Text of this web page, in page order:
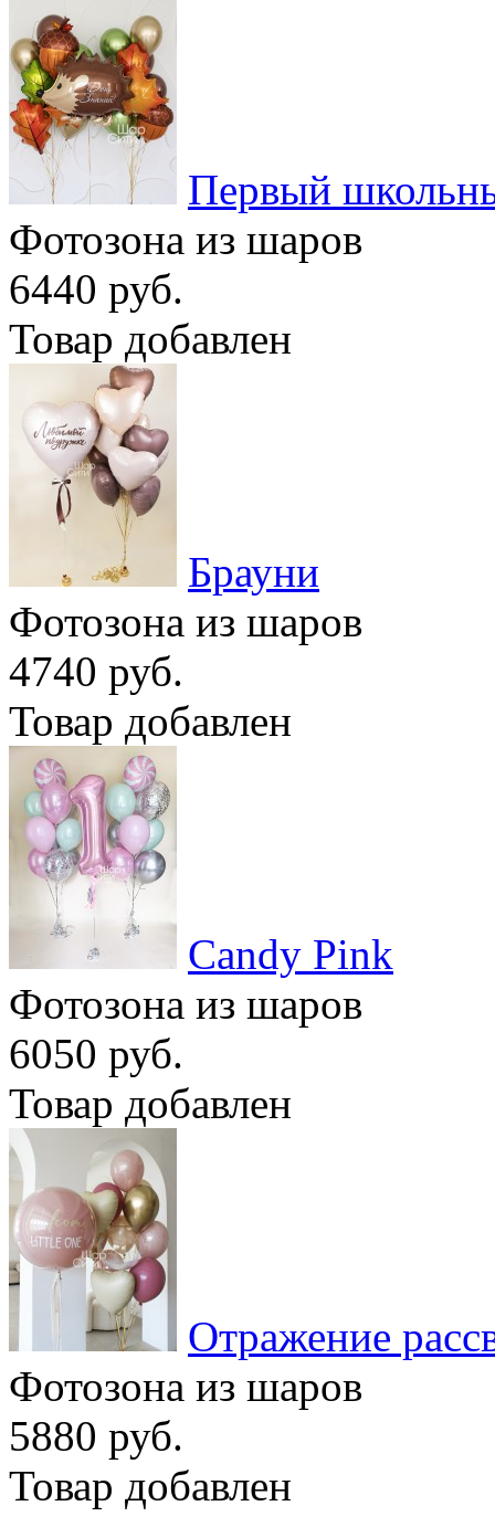
Первый
Фотозона из шаров
6440 руб.
Товар добавлен
Брауни
Фотозона из шаров
4740 руб.
Товар добавлен
Candy Pink
Фотозона из шаров
6050 руб.
Товар добавлен
Отражение
Фотозона из шаров
5880 руб.
Товар добавлен